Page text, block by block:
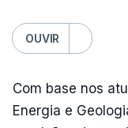
OUVIR
Com base nos
Energia e